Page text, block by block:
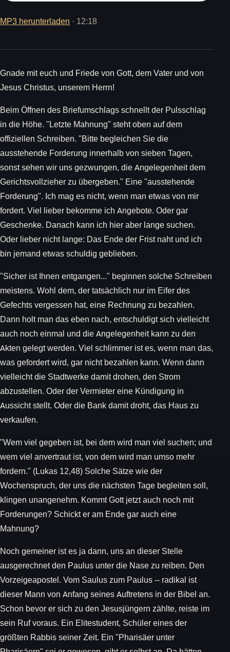
MP3 herunterladen · 12:18
Gnade mit euch und Friede von Gott, dem Vater und von
Jesus Christus, unserem Herrn!
Beim Öffnen des Briefumschlags schnellt der Pulsschlag
in die Höhe. "Letzte Mahnung" steht oben auf dem
offiziellen Schreiben. "Bitte begleichen Sie die
ausstehende Forderung innerhalb von sieben Tagen,
sonst sehen wir uns gezwungen, die Angelegenheit dem
Gerichtsvollzieher zu übergeben." Eine "ausstehende
Forderung". Ich mag es nicht, wenn man etwas von mir
fordert. Viel lieber bekomme ich Angebote. Oder gar
Geschenke. Danach kann ich hier aber lange suchen.
Oder lieber nicht lange: Das Ende der Frist naht und ich
bin jemand etwas schuldig geblieben.
"Sicher ist Ihnen entgangen..." beginnen solche Schreiben
meistens. Wohl dem, der tatsächlich nur im Eifer des
Gefechts vergessen hat, eine Rechnung zu bezahlen.
Dann holt man das eben nach, entschuldigt sich vielleicht
auch noch einmal und die Angelegenheit kann zu den
Akten gelegt werden. Viel schlimmer ist es, wenn man das,
was gefordert wird, gar nicht bezahlen kann. Wenn dann
vielleicht die Stadtwerke damit drohen, den Strom
abzustellen. Oder der Vermieter eine Kündigung in
Aussicht stellt. Oder die Bank damit droht, das Haus zu
verkaufen.
"Wem viel gegeben ist, bei dem wird man viel suchen; und
wem viel anvertraut ist, von dem wird man umso mehr
fordern." (Lukas 12,48) Solche Sätze wie der
Wochenspruch, der uns die nächsten Tage begleiten soll,
klingen unangenehm. Kommt Gott jetzt auch noch mit
Forderungen? Schickt er am Ende gar auch eine
Mahnung?
Noch gemeiner ist es ja dann, uns an dieser Stelle
ausgerechnet den Paulus unter die Nase zu reiben. Den
Vorzeigeapostel. Vom Saulus zum Paulus -- radikal ist
dieser Mann von Anfang seines Auftretens in der Bibel an.
Schon bevor er sich zu den Jesusjüngern zählte, reiste im
sein Ruf voraus. Ein Elitestudent, Schüler eines der
größten Rabbis seiner Zeit. Ein "Pharisäer unter